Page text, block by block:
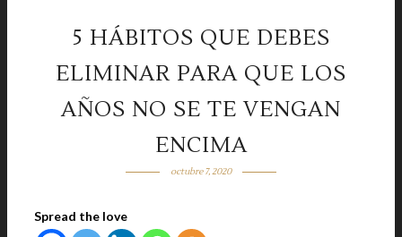
5 HÁBITOS QUE DEBES
ELIMINAR PARA QUE LOS
AÑOS NO SE TE VENGAN
ENCIMA
octubre 7, 2020
Spread the love